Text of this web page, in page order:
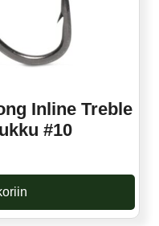
Inline Treble
#10